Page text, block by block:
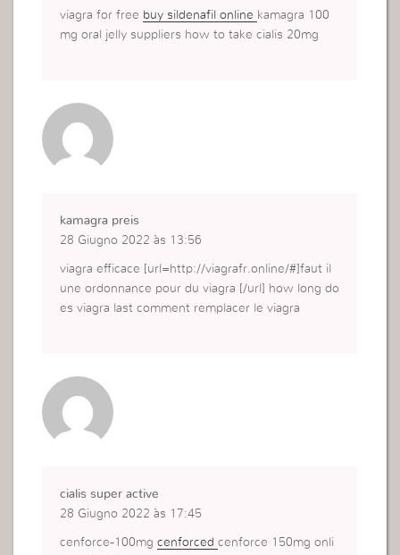
viagra for free buy sildenafil online kamagra 100
mg oral jelly suppliers how to take cialis 20mg
kamagra preis
28 Giugno 2022 às 13:56
viagra efficace [url=http://viagrafr.online/#]faut il
une ordonnance pour du viagra [/url] how long do
es viagra last comment remplacer le viagra
cialis super active
28 Giugno 2022 às 17:45
cenforce-100mgcenforcedcenforce 150mg onli